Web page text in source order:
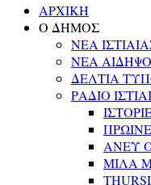
ΑΡΧΙΚΗ
Ο ΔΗΜΟΣ
ΝΕΑ
ΝΕΑ
ΔΕΛΤΙΑ
ΡΑΔΙΟ
ΑΝΕΥ
ΜΙΛΑ